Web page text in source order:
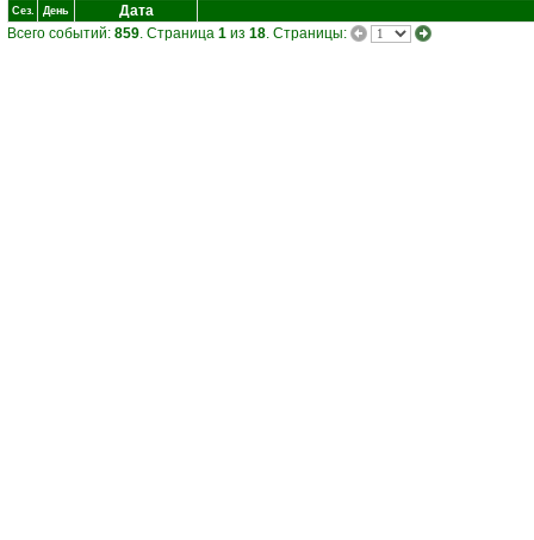
Сез. День
Дата
Всего событий: 859. Страница 1 из 18. Страницы: